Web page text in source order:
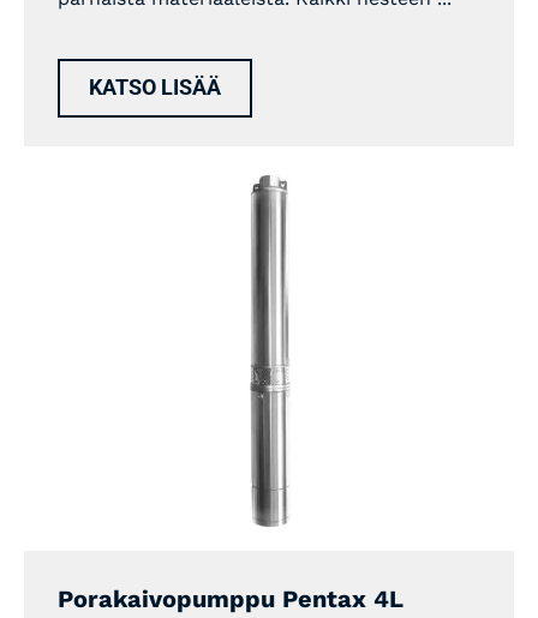
KATSO LISÄÄ
Porakaivopumppu Pentax 4L